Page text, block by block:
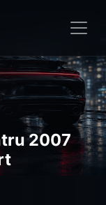
2007